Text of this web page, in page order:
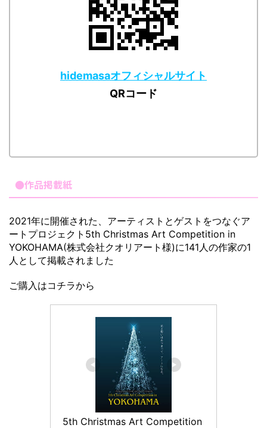
hidemasaオフィシャルサイト
QRコード
●作品掲載紙
2021年に開催された、アーティストとゲストをつなぐア
ートプロジェクト5th Christmas Art Competition in
YOKOHAMA(株式会社クオリアート様)に141人の作家の1
人として掲載されました
ご購入はコチラから
5th Christmas Art Competition